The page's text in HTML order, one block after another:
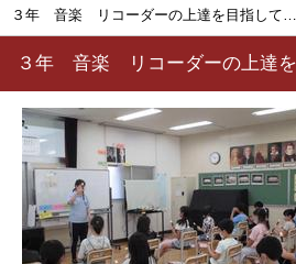
３年 音楽 リコーダーの上達を目指して
３年 音楽 リコーダーの上達